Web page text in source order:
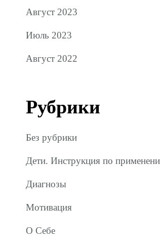
Август 2023
Июль 2023
Август 2022
Рубрики
Без рубрики
Дети. Инструкция по
Диагнозы
Мотивация
О Себе